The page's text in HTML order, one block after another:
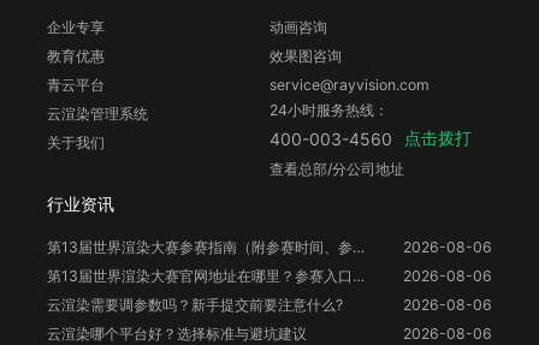
企业专享
教育优惠
青云平台
云渲染管理系统
关于我们
行业资讯
第13届世界渲染大赛参赛指南（附参赛时间、参赛要求、赛事奖励等）
2026-08-06
第13届世界渲染大赛官网地址在哪里？参赛入口与信息整理
2026-08-06
云渲染需要调参数吗？新手提交前要注意什么?
2026-08-06
云渲染哪个平台好？选择标准与避坑建议
2026-08-06
动画咨询
效果图咨询
service@rayvision.com
24小时服务热线：
400-003-4560 点击拨打
查看总部/分公司地址